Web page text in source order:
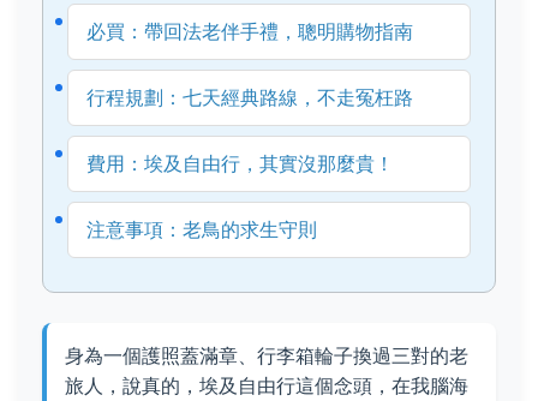
必買：帶回法老伴手禮，聰明購物指南
行程規劃：七天經典路線，不走冤枉路
費用：埃及自由行，其實沒那麼貴！
注意事項：老鳥的求生守則
身為一個護照蓋滿章、行李箱輪子換過三對的老
旅人，說真的，埃及自由行這個念頭，在我腦海